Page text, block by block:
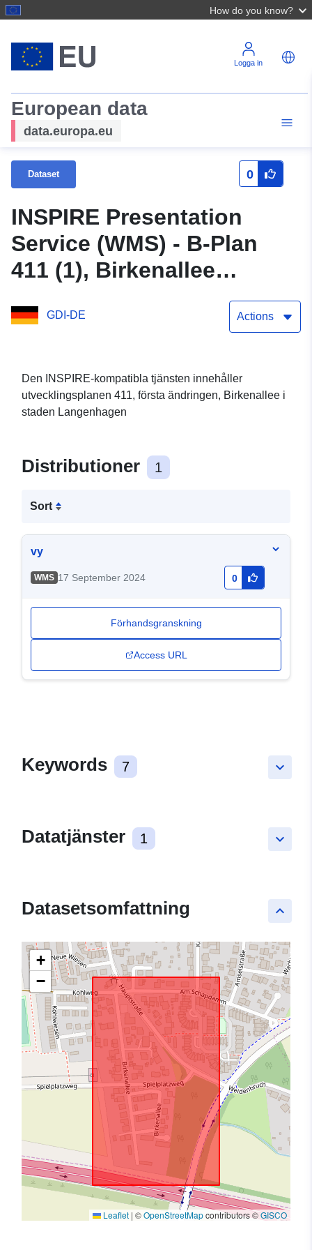
How do you know?
Logga in
European data
data.europa.eu
Dataset 0
INSPIRE Presentation
Service (WMS) - B-Plan
411 (1), Birkenallee
(Langenhagens stad)
GDI-DE Actions
Den INSPIRE-kompatibla tjänsten innehåller
utvecklingsplanen 411, första ändringen, Birkenallee i
staden Langenhagen
Distributioner 1
Sort
vy
WMS 17 September 2024 0
Förhandsgranskning
Access URL
keyboard_arrow_down
Keywords 7
keyboard_arrow_down
Datatjänster 1
keyboard_arrow_up
Datasetsomfattning
+
−
Leaflet | ©OpenStreetMapcontributors ©GISCO